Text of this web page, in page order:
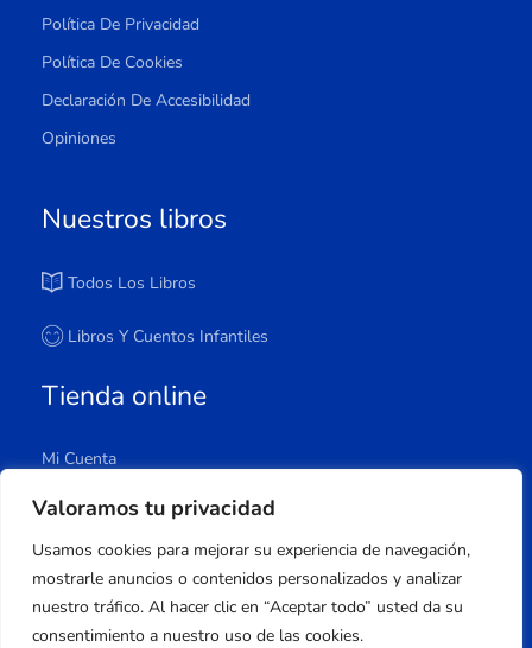
Valoramos tu privacidad
Usamos cookies para mejorar su experiencia de navegación,
mostrarle anuncios o contenidos personalizados y analizar
nuestro tráfico. Al hacer clic en “Aceptar todo” usted da su
consentimiento a nuestro uso de las cookies.
Política De Privacidad
Política De Cookies
Declaración De Accesibilidad
Opiniones
Nuestros libros
Todos Los Libros
Libros Y Cuentos Infantiles
Tienda online
Mi Cuenta
Carrito
Lista De Deseos